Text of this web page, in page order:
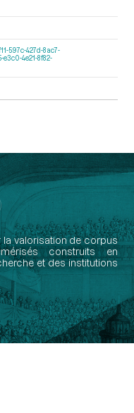
597c-427d-8ac7-
4e21-8f82-
valorisation de corpus
construits en
et des institutions